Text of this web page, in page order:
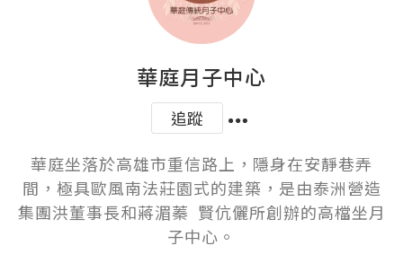
華庭月子中心
追蹤
華庭坐落於高雄市重信路上，隱身在安靜巷弄
間，極具歐風南法莊園式的建築，是由泰洲營造
集團洪董事長和蔣湄蓁  賢伉儷所創辦的高檔坐月
子中心。